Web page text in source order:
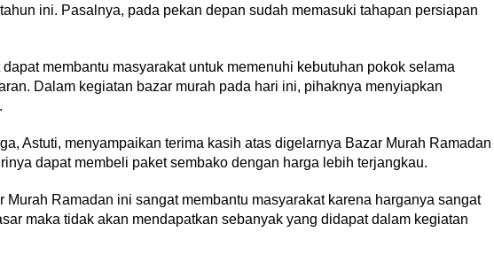
ini. Pasalnya, pada pekan depan sudah memasuki tahapan persiapan
membantu masyarakat untuk memenuhi kebutuhan pokok selama
Dalam kegiatan bazar murah pada hari ini, pihaknya menyiapkan
Astuti, menyampaikan terima kasih atas digelarnya Bazar Murah Ramadan
dapat membeli paket sembako dengan harga lebih terjangkau.
Murah Ramadan ini sangat membantu masyarakat karena harganya sangat
maka tidak akan mendapatkan sebanyak yang didapat dalam kegiatan